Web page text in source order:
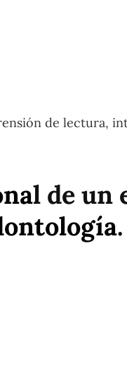
de lectura,
l de un
.